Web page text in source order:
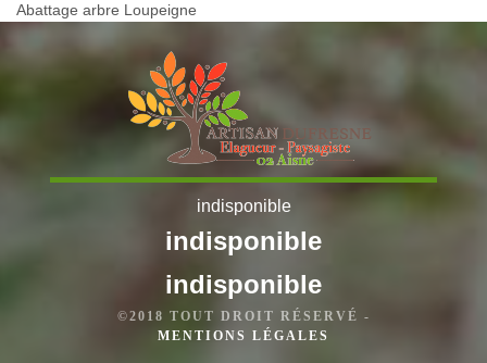
Abattage arbre Loupeigne
indisponible
indisponible
indisponible
©2018 TOUT DROIT RÉSERVÉ -
MENTIONS LÉGALES